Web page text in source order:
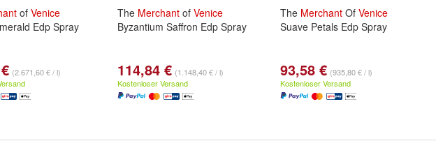
of Venice
Edp Spray
(2.671,60 € / l)
The Merchant of Venice
Byzantium Saffron Edp Spray
114,84 € (1.148,40 € / l)
Kostenloser Versand
The Merchant Of Venice
Suave Petals Edp Spray
93,58 € (935,80 € / l)
Kostenloser Versand